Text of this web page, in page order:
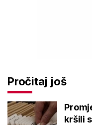
Pročitaj još
kršili